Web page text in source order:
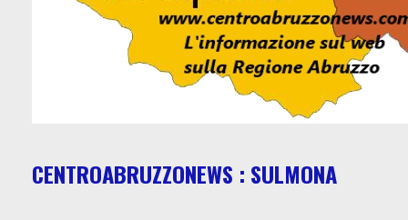
CENTROABRUZZONEWS : SULMONA